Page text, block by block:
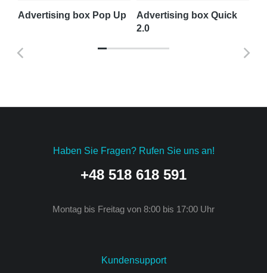
Advertising box Pop Up
Advertising box Quick
2.0
Haben Sie Fragen? Rufen Sie uns an!
+48 518 618 591
Montag bis Freitag von 8:00 bis 17:00 Uhr
Kundensupport